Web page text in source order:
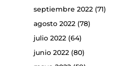
septiembre 2022(71)
agosto 2022(78)
julio 2022(64)
junio 2022(80)